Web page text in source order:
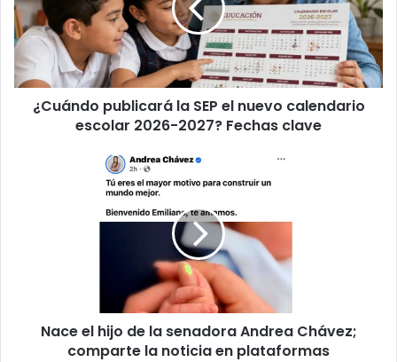
el
nuevo
calendario
escolar
2026-
2027?¿Cuándo publicará la SEP el nuevo calendario
escolar 2026-2027? Fechas clave
Nace el hijo de la senadora Andrea Chávez;
comparte la noticia en plataformas